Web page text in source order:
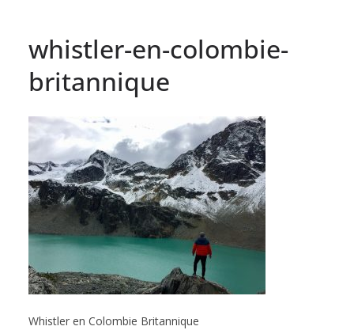
whistler-en-colombie-
britannique
Whistler en Colombie Britannique